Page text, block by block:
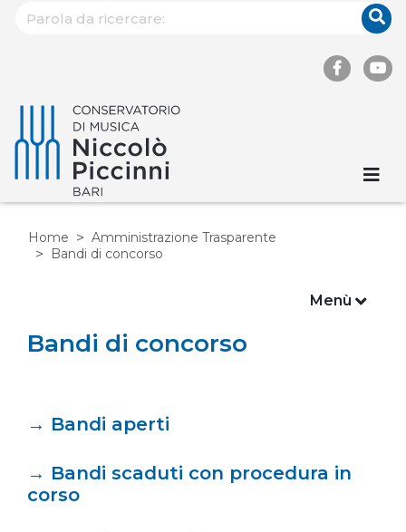
Home
Amministrazione Trasparente
Bandi di concorso
Bandi di concorso
→ Bandi aperti
→ Bandi scaduti con procedura in
corso
Menù